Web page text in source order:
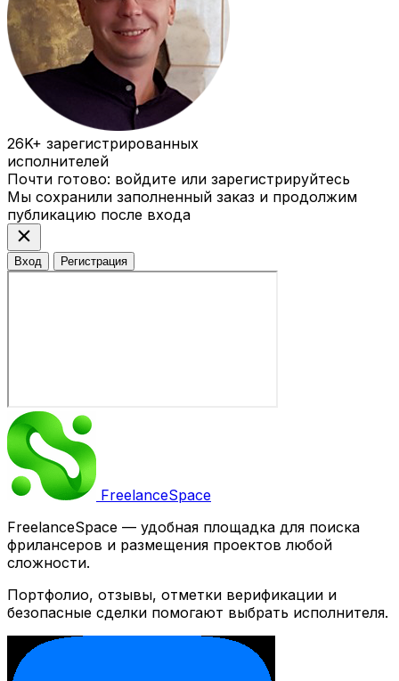
26K+ зарегистрированных
исполнителей
Почти готово: войдите или зарегистрируйтесь
Мы сохранили заполненный заказ и продолжим
публикацию после входа
close
Вход Регистрация
FreelanceSpace
FreelanceSpace — удобная площадка для поиска
фрилансеров и размещения проектов любой
сложности.
Портфолио, отзывы, отметки верификации и
безопасные сделки помогают выбрать исполнителя.